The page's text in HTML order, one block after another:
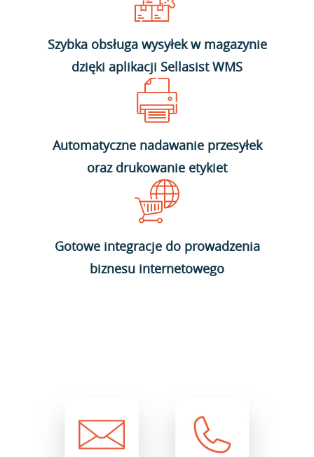
Szybka obsługa wysyłek w magazynie
dzięki aplikacji Sellasist WMS
Automatyczne nadawanie przesyłek
oraz drukowanie etykiet
Gotowe integracje do prowadzenia
biznesu internetowego